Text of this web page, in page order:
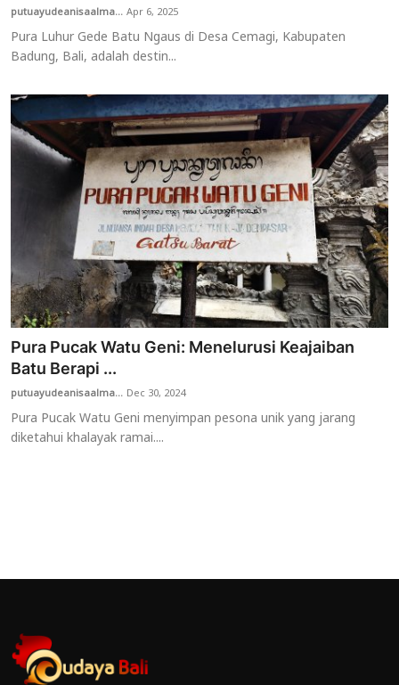
putuayudeanisaalma...Apr 6, 2025
Pura Luhur Gede Batu Ngaus di Desa Cemagi, Kabupaten
Badung, Bali, adalah destin...
Pura Pucak Watu Geni: Menelurusi Keajaiban
Batu Berapi ...
putuayudeanisaalma... Dec 30, 2024
Pura Pucak Watu Geni menyimpan pesona unik yang jarang
diketahui khalayak ramai....